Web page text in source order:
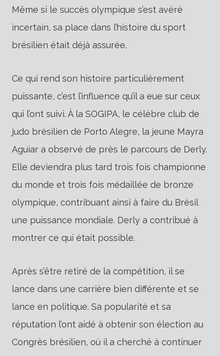
Même si le succès olympique s’est avéré
incertain, sa place dans l’histoire du sport
brésilien était déjà assurée.
Ce qui rend son histoire particulièrement
puissante, c’est l’influence qu’il a eue sur ceux
qui l’ont suivi. À la SOGIPA, le célèbre club de
judo brésilien de Porto Alegre, la jeune Mayra
Aguiar a observé de près le parcours de Derly.
Elle deviendra plus tard trois fois championne
du monde et trois fois médaillée de bronze
olympique, contribuant ainsi à faire du Brésil
une puissance mondiale. Derly a contribué à
montrer ce qui était possible.
Après s’être retiré de la compétition, il se
lance dans une carrière bien différente et se
lance en politique. Sa popularité et sa
réputation l’ont aidé à obtenir son élection au
Congrès brésilien, où il a cherché à continuer